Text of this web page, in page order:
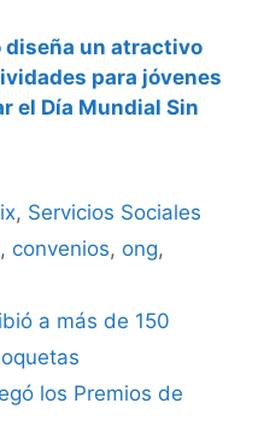
diseña un atractivo
para jóvenes
el Día Mundial Sin
, Servicios Sociales
, convenios, ong,
a más de 150
los Premios de